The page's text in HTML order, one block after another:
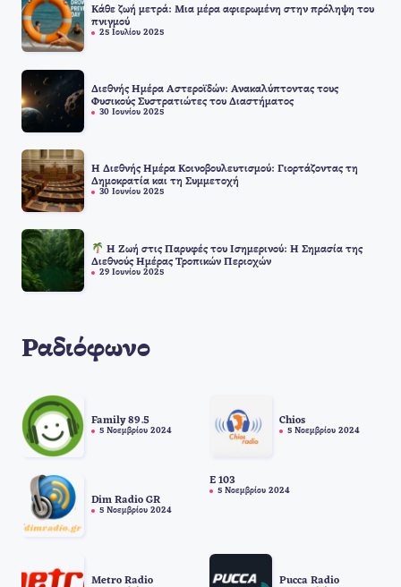
Κάθε ζωή μετρά: Μια μέρα αφιερωμένη στην πρόληψη του
πνιγμού
25 Ιουλίου 2025
Διεθνής Ημέρα Αστεροϊδών: Ανακαλύπτοντας τους
Φυσικούς Συστρατιώτες του Διαστήματος
30 Ιουνίου 2025
Η Διεθνής Ημέρα Κοινοβουλευτισμού: Γιορτάζοντας τη
Δημοκρατία και τη Συμμετοχή
30 Ιουνίου 2025
Η Ζωή στις Παρυφές του Ισημερινού: Η Σημασία της
Διεθνούς Ημέρας Τροπικών Περιοχών
29 Ιουνίου 2025
Ραδιόφωνο
Family 89.5
5 Νοεμβρίου 2024
Chios
5 Νοεμβρίου 2024
Dim Radio GR
5 Νοεμβρίου 2024
E 103
5 Νοεμβρίου 2024
Metro Radio Pucca Radio